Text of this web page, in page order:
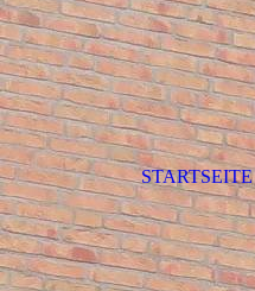
STARTSEITE